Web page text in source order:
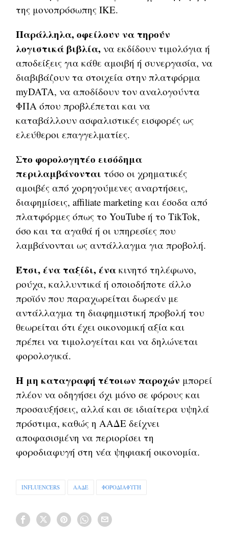
της μονοπρόσωπης ΙΚΕ.
Παράλληλα, οφείλουν να τηρούν
λογιστικά βιβλία, να εκδίδουν τιμολόγια ή
αποδείξεις για κάθε αμοιβή ή συνεργασία, να
διαβιβάζουν τα στοιχεία στην πλατφόρμα
myDATA, να αποδίδουν τον αναλογούντα
ΦΠΑ όπου προβλέπεται και να
καταβάλλουν ασφαλιστικές εισφορές ως
ελεύθεροι επαγγελματίες.
Στο φορολογητέο εισόδημα
περιλαμβάνονται τόσο οι χρηματικές
αμοιβές από χορηγούμενες αναρτήσεις,
διαφημίσεις, affiliate marketing και έσοδα από
πλατφόρμες όπως το YouTube ή το TikTok,
όσο και τα αγαθά ή οι υπηρεσίες που
λαμβάνονται ως αντάλλαγμα για προβολή.
Έτσι, ένα ταξίδι, ένα κινητό τηλέφωνο,
ρούχα, καλλυντικά ή οποιοδήποτε άλλο
προϊόν που παραχωρείται δωρεάν με
αντάλλαγμα τη διαφημιστική προβολή του
θεωρείται ότι έχει οικονομική αξία και
πρέπει να τιμολογείται και να δηλώνεται
φορολογικά.
Η μη καταγραφή τέτοιων παροχών μπορεί
πλέον να οδηγήσει όχι μόνο σε φόρους και
προσαυξήσεις, αλλά και σε ιδιαίτερα υψηλά
πρόστιμα, καθώς η ΑΑΔΕ δείχνει
αποφασισμένη να περιορίσει τη
φοροδιαφυγή στη νέα ψηφιακή οικονομία.
INFLUENCERS ΑΑΔΕ ΦΟΡΟΔΙΑΦΥΓΗ